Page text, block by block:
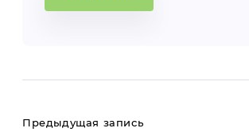
Предыдущая запись